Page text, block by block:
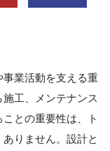
業活動を支える重
工、メンテナンス
との重要性は、ト
りません。設計と